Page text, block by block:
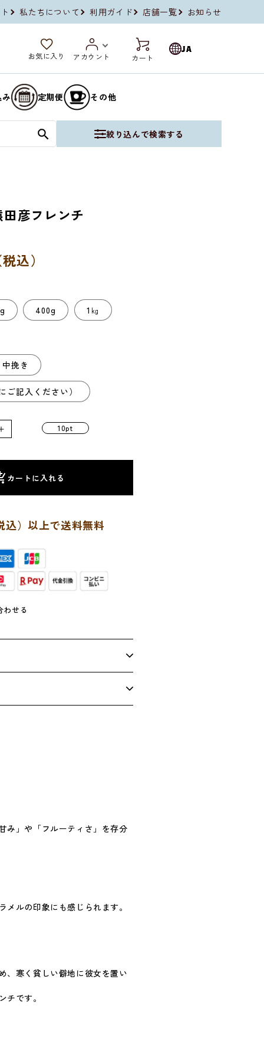
私たちについて 利用ガイド 店舗一覧 お知らせ
お気に入り アカウント カート
JA
定期便 その他
絞り込んで検索する
彦フレンチ
込）
400g 1㎏
中挽き
ご記入ください）
【深
り】
猿
フ
ン
チ
の
数
量
10pt
カートに入れる
込）以上で送料無料
わせる
み」や「フルーティさ」を存分
ルの印象にも感じられます。
、寒く貧しい僻地に彼女を置い
です。